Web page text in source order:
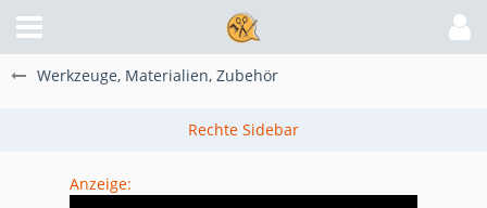
Werkzeuge, Materialien, Zubehör
Anzeige: